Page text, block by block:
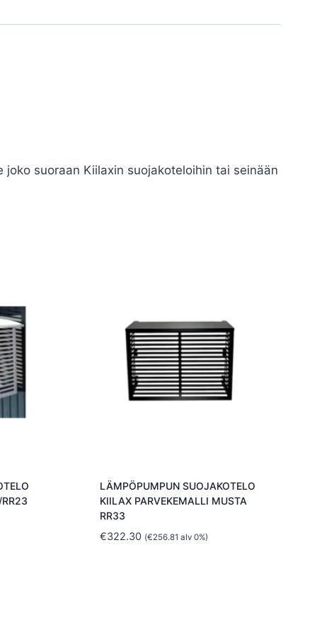
suoraan Kiilaxin suojakoteloihin tai seinään
LÄMPÖPUMPUN SUOJAKOTELO
KIILAX PARVEKEMALLI MUSTA
RR33
€322.30 (€256.81 alv 0%)